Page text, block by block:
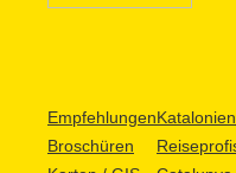
Empfehlungen
Broschüren